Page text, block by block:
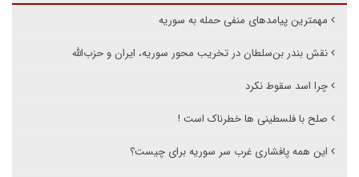
مهمترین پیامدهای منفی حمله به سوریه
نقش بندر بن‌سلطان در تخریب محور سوریه‌، ‌ایران‌ و حزب‌الله
چرا اسد سقوط نکرد
صلح با فلسطینی ها خطرناک است !
این همه پافشاری غرب سر سوریه برای چیست؟